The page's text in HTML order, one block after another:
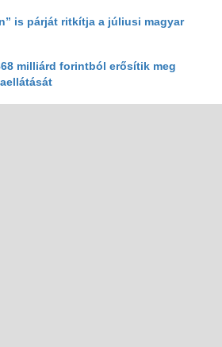
is párját ritkítja a júliusi magyar
milliárd forintból erősítik meg